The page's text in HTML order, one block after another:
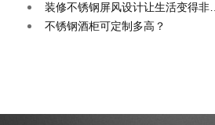
装修不锈钢屏风设计让生活变得非…
不锈钢酒柜可定制多高？